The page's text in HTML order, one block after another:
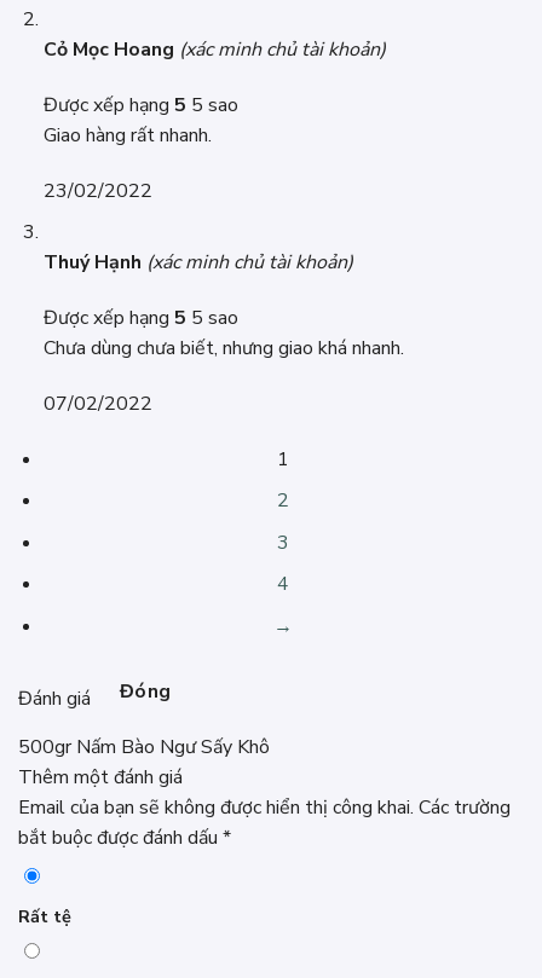
Cỏ Mọc Hoang (xác minh chủ tài khoản)
Được xếp hạng 5 5 sao
Giao hàng rất nhanh.
23/02/2022
Thuý Hạnh (xác minh chủ tài khoản)
Được xếp hạng 5 5 sao
Chưa dùng chưa biết, nhưng giao khá nhanh.
07/02/2022
1
2
3
4
→
Đánh giá Đóng
500gr Nấm Bào Ngư Sấy Khô
Thêm một đánh giá
Email của bạn sẽ không được hiển thị công khai. Các trường
bắt buộc được đánh dấu *
Rất tệ